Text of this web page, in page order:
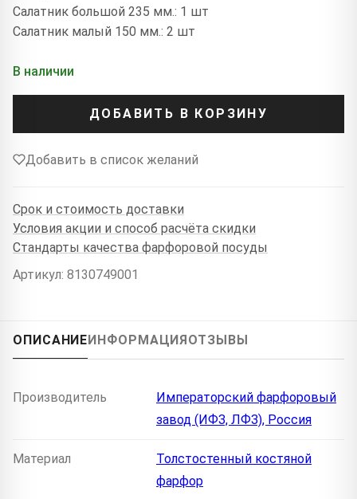
Салатник большой 235 мм.: 1 шт
Салатник малый 150 мм.: 2 шт
В наличии
ДОБАВИТЬ В КОРЗИНУ
Добавить в список желаний
Срок и стоимость доставки
Условия акции и способ расчёта скидки
Стандарты качества фарфоровой посуды
Артикул: 8130749001
ОПИСАНИЕИНФОРМАЦИЯОТЗЫВЫ
Производитель
Императорский фарфоровый
завод (ИФЗ, ЛФЗ), Россия
Материал
Толстостенный костяной
фарфор